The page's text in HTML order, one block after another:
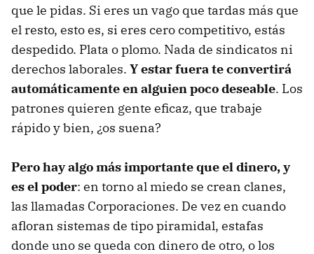
que le pidas. Si eres un vago que tardas más que
el resto, esto es, si eres cero competitivo, estás
despedido. Plata o plomo. Nada de sindicatos ni
derechos laborales. Y estar fuera te convertirá
automáticamente en alguien poco deseable. Los
patrones quieren gente eficaz, que trabaje
rápido y bien, ¿os suena?
Pero hay algo más importante que el dinero, y
es el poder: en torno al miedo se crean clanes,
las llamadas Corporaciones. De vez en cuando
afloran sistemas de tipo piramidal, estafas
donde uno se queda con dinero de otro, o los